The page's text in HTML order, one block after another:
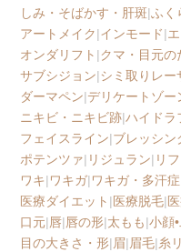
しみ・そばかす・肝斑|ふく
アートメイク|インモード|
オンダリフト |クマ・目元の
サブシジョン|シミ取りレー
ダーマペン|デリケートゾー
ニキビ・ニキビ跡|ハイドラ
フェイスライン|ブレッシン
ポテンツァ| リジュラン| リ
ワキ|ワキガ|ワキガ・多汗症
医療ダイエット |医療脱毛|
口元|唇|唇の形|太もも|小顔
目の大きさ・形|眉|眉毛|糸